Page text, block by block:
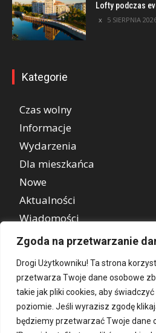
Zgoda na przetwarzanie
Drogi Użytkowniku! Ta strona
przetwarza Twoje dane osobowe
takie jak pliki cookies, aby
poziomie. Jeśli wyrazisz zgodę
będziemy przetwarzać Twoje dane
Lofty podczas
5 SIERPNIA
Kategorie
Czas wolny
Informacje
Wydarzenia
Dla mieszkańca
Nowe
Aktualności
Wiadomości
REKLAMA